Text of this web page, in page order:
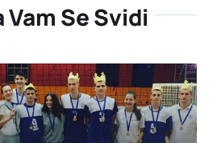
Vam Se Svidi